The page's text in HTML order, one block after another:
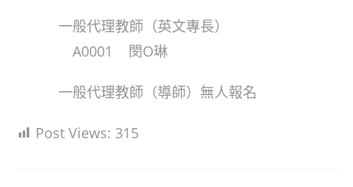
一般代理教師（英文專長）
A0001 閔Ο琳
一般代理教師（導師）無人報名
Post Views: 315